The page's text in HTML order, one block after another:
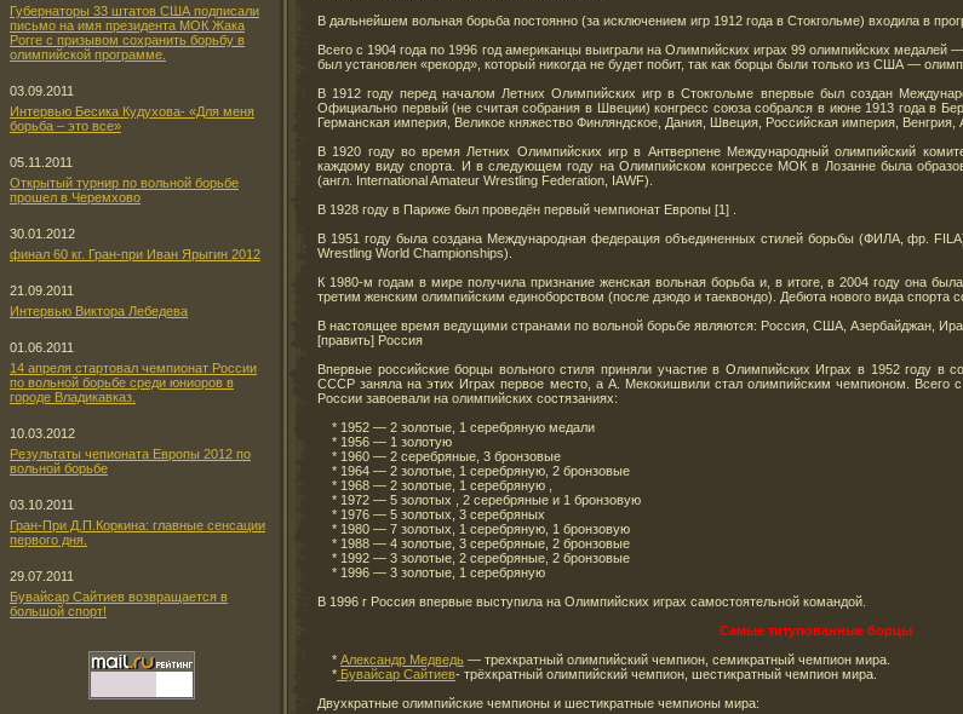
Губернаторы 33 штатов США подписали
письмо на имя президента МОК Жака
Рогге с призывом сохранить борьбу в
олимпийской программе.
03.09.2011
Интервью Бесика Кудухова- «Для меня
борьба – это все»
05.11.2011
Открытый турнир по вольной борьбе
прошел в Черемхово
30.01.2012
финал 60 кг. Гран-при Иван Ярыгин 2012
21.09.2011
Интервью Виктора Лебедева
01.06.2011
14 апреля стартовал чемпионат России
по вольной борьбе среди юниоров в
городе Владикавказ.
10.03.2012
Результаты чепионата Европы 2012 по
вольной борьбе
03.10.2011
Гран-При Д.П.Коркина: главные сенсации
первого дня.
29.07.2011
Бувайсар Сайтиев возвращается в
большой спорт!
В дальнейшем вольная борьба постоянно (за исключением игр 1912 года в Стокгольме) входила в
Всего с 1904 года по 1996 год американцы выиграли на Олимпийских играх 99 олимпийских
был установлен «рекорд», который никогда не будет побит, так как борцы были только из США —
В 1912 году перед началом Летних Олимпийских игр в Стокгольме впервые был создан
Официально первый (не считая собрания в Швеции) конгресс союза собрался в июне 1913 года в
Германская империя, Великое княжество Финляндское, Дания, Швеция, Российская империя, Венгрия,
В 1920 году во время Летних Олимпийских игр в Антверпене Международный олимпийский
каждому виду спорта. И в следующем году на Олимпийском конгрессе МОК в Лозанне была
(англ. International Amateur Wrestling Federation, IAWF).
В 1928 году в Париже был проведён первый чемпионат Европы [1] .
В 1951 году была создана Международная федерация объединенных стилей борьбы (ФИЛА, фр.
Wrestling World Championships).
К 1980-м годам в мире получила признание женская вольная борьба и, в итоге, в 2004 году она
третим женским олимпийским единоборством (после дзюдо и таеквондо). Дебюта нового вида спорта
В настоящее время ведущими странами по вольной борьбе являются: Россия, США, Азербайджан,
[править] Россия
Впервые российские борцы вольного стиля приняли участие в Олимпийских Играх в 1952 году в
СССР заняла на этих Играх первое место, а А. Мекокишвили стал олимпийским чемпионом. Всего
России завоевали на олимпийских состязаниях:
* 1952 — 2 золотые, 1 серебряную медали
* 1956 — 1 золотую
* 1960 — 2 серебряные, 3 бронзовые
* 1964 — 2 золотые, 1 серебряную, 2 бронзовые
* 1968 — 2 золотые, 1 серебряную ,
* 1972 — 5 золотых , 2 серебряные и 1 бронзовую
* 1976 — 5 золотых, 3 серебряных
* 1980 — 7 золотых, 1 серебряную, 1 бронзовую
* 1988 — 4 золотые, 3 серебряные, 2 бронзовые
* 1992 — 3 золотые, 2 серебряные, 2 бронзовые
* 1996 — 3 золотые, 1 серебряную
В 1996 г Россия впервые выступила на Олимпийских играх самостоятельной командой.
Самые титулованные борцы
* Александр Медведь — трехкратный олимпийский чемпион, семикратный чемпион мира.
* Бувайсар Сайтиев- трёхкратный олимпийский чемпион, шестикратный чемпион мира.
Двухкратные олимпийские чемпионы и шестикратные чемпионы мира: